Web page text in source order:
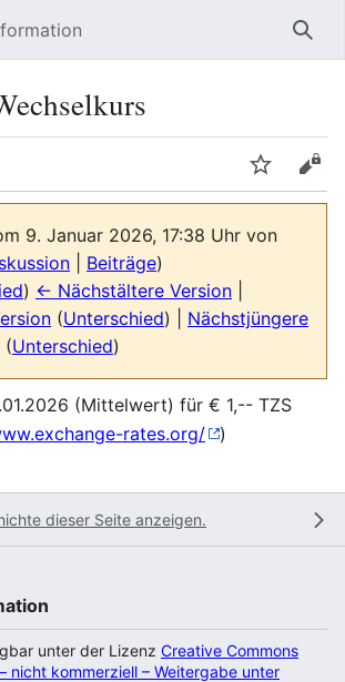
9. Januar 2026, 17:38 Uhr von
Beiträge)
) ← Nächstältere Version
(Unterschied) | Nächstjüngere
(Unterschied)
(Mittelwert) für € 1,-- TZS
rates.org/ )
dieser Seite anzeigen.
unter der Lizenz Creative Commons
nicht kommerziell – Weitergabe unter